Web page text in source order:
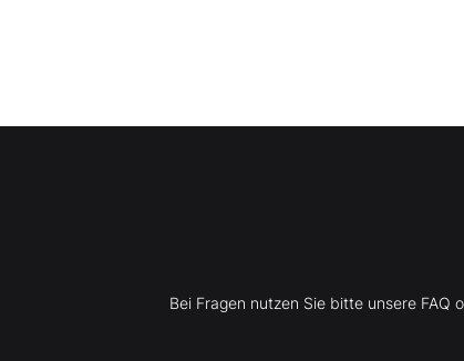
Bei Fragen nutzen Sie bitte unsere FAQ